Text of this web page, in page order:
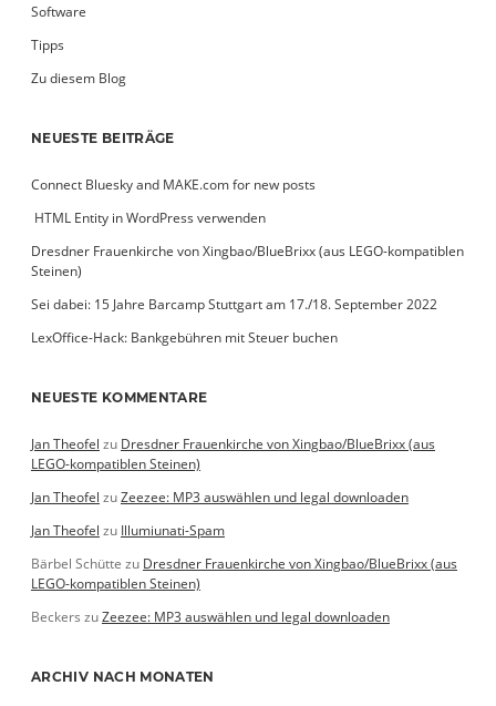
Software
Tipps
Zu diesem Blog
NEUESTE BEITRÄGE
Connect Bluesky and MAKE.com for new posts
­ HTML Entity in WordPress verwenden
Dresdner Frauenkirche von Xingbao/BlueBrixx (aus LEGO-kompatiblen
Steinen)
Sei dabei: 15 Jahre Barcamp Stuttgart am 17./18. September 2022
LexOffice-Hack: Bankgebühren mit Steuer buchen
NEUESTE KOMMENTARE
Jan Theofel zu Dresdner Frauenkirche von Xingbao/BlueBrixx (aus
LEGO-kompatiblen Steinen)
Jan Theofel zuZeezee: MP3 auswählen und legal downloaden
Jan Theofel zu Illumiunati-Spam
Bärbel Schütte zu Dresdner Frauenkirche von Xingbao/BlueBrixx (aus
LEGO-kompatiblen Steinen)
Beckers zuZeezee: MP3 auswählen und legal downloaden
ARCHIV NACH MONATEN